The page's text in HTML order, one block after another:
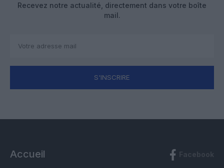
Recevez notre actualité, directement dans votre boîte
mail.
S'INSCRIRE
Accueil